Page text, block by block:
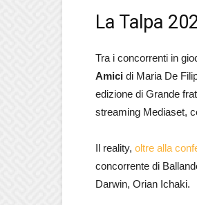
La Talpa
Tra i concorrenti in
Amici di Maria De
edizione di Grande
streaming Mediaset,
Il reality, oltre alla
concorrente di
Darwin, Orian Ichaki.